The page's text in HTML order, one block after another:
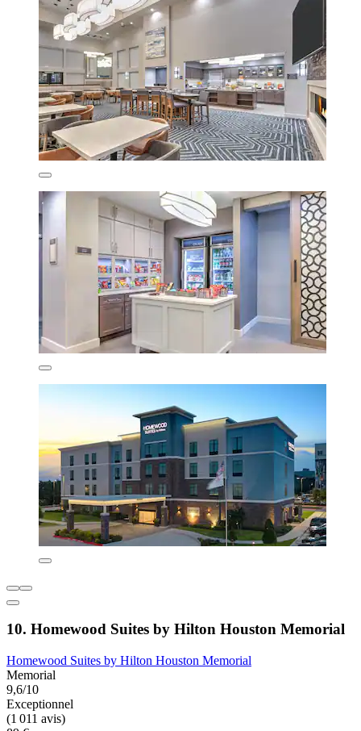
10. Homewood Suites by Hilton Houston Memorial
Homewood Suites by Hilton Houston Memorial
Memorial
9,6/10
Exceptionnel
(1 011 avis)